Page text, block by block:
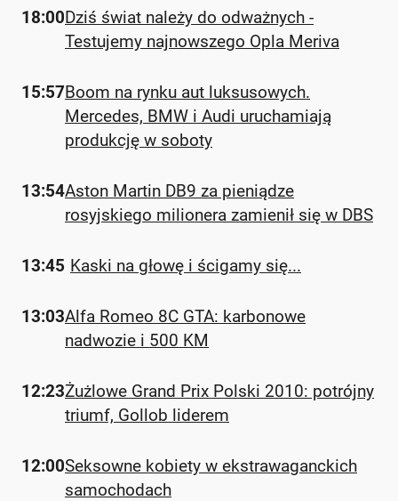
18:00Dziś świat należy do odważnych -
Testujemy najnowszego Opla Meriva
15:57Boom na rynku aut luksusowych.
Mercedes, BMW i Audi uruchamiają
produkcję w soboty
13:54Aston Martin DB9 za pieniądze
rosyjskiego milionera zamienił się w DBS
13:45 Kaski na głowę i ścigamy się...
13:03Alfa Romeo 8C GTA: karbonowe
nadwozie i 500 KM
12:23Żużlowe Grand Prix Polski 2010: potrójny
triumf, Gollob liderem
12:00Seksowne kobiety w ekstrawaganckich
samochodach